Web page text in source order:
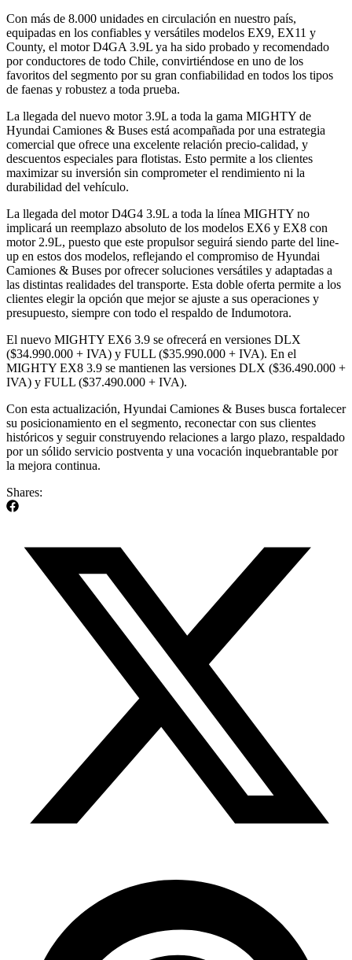
Con más de 8.000 unidades en circulación en nuestro país,
equipadas en los confiables y versátiles modelos EX9, EX11 y
County, el motor D4GA 3.9L ya ha sido probado y recomendado
por conductores de todo Chile, convirtiéndose en uno de los
favoritos del segmento por su gran confiabilidad en todos los tipos
de faenas y robustez a toda prueba.
La llegada del nuevo motor 3.9L a toda la gama MIGHTY de
Hyundai Camiones & Buses está acompañada por una estrategia
comercial que ofrece una excelente relación precio-calidad, y
descuentos especiales para flotistas. Esto permite a los clientes
maximizar su inversión sin comprometer el rendimiento ni la
durabilidad del vehículo.
La llegada del motor D4G4 3.9L a toda la línea MIGHTY no
implicará un reemplazo absoluto de los modelos EX6 y EX8 con
motor 2.9L, puesto que este propulsor seguirá siendo parte del line-
up en estos dos modelos, reflejando el compromiso de Hyundai
Camiones & Buses por ofrecer soluciones versátiles y adaptadas a
las distintas realidades del transporte. Esta doble oferta permite a los
clientes elegir la opción que mejor se ajuste a sus operaciones y
presupuesto, siempre con todo el respaldo de Indumotora.
El nuevo MIGHTY EX6 3.9 se ofrecerá en versiones DLX
($34.990.000 + IVA) y FULL ($35.990.000 + IVA). En el
MIGHTY EX8 3.9 se mantienen las versiones DLX ($36.490.000 +
IVA) y FULL ($37.490.000 + IVA).
Con esta actualización, Hyundai Camiones & Buses busca fortalecer
su posicionamiento en el segmento, reconectar con sus clientes
históricos y seguir construyendo relaciones a largo plazo, respaldado
por un sólido servicio postventa y una vocación inquebrantable por
la mejora continua.
Shares: